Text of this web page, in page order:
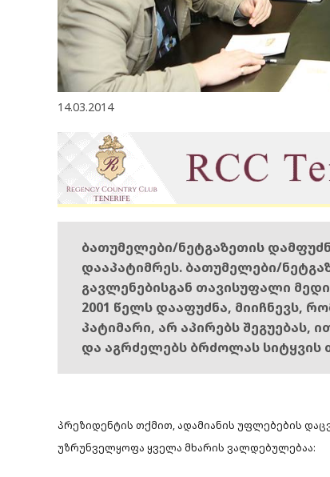
14.03.2014
ბათუმელები/ნეტგაზეთის
დააპატიმრეს. ბათუმელები/
გავლენებისგან თავისუფალი
2001 წელს დააფუძნა, მიიჩნევს,
პატიმარი, არ აპირებს შეგუებას,
და აგრძელებს ბრძოლას სიტყვის
პრეზიდენტის თქმით, ადამიანის უფლებების
უზრუნველყოფა ყველა მხარის ვალდებულებაა: